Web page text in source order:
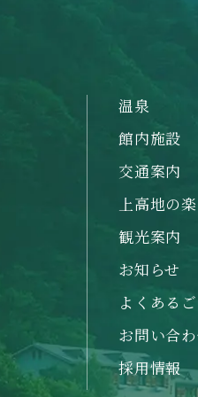
温泉
館内施設
交通案内
上高地の
観光案内
お知らせ
よくある
お問い合
採用情報